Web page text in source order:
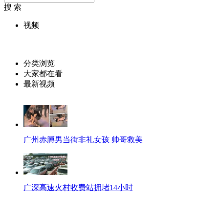
搜 索
视频
分类浏览
大家都在看
最新视频
广州赤膊男当街非礼女孩 帅哥救美
广深高速火村收费站拥堵14小时